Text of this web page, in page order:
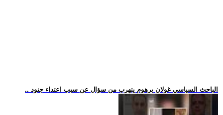
.. الباحث السياسي غولان برهوم يتهرب من سؤال عن سبب اعتداء جنود